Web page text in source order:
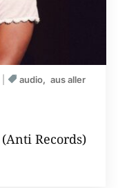
audio
aus aller
(Anti Records)